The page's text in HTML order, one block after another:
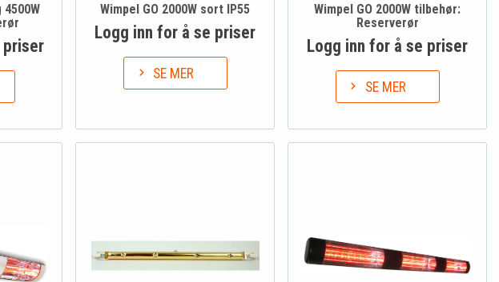
4500W
priser
Wimpel GO 2000W sort IP55
Logg inn for å se priser
SE MER
Wimpel GO 2000W tilbehør:
Reserverør
Logg inn for å se priser
SE MER